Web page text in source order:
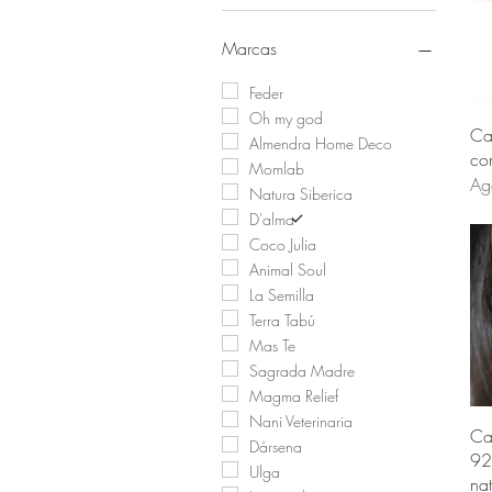
Marcas
Feder
Oh my god
Almendra Home Deco
Momlab
Natura Siberica
D'alma
Coco Julia
Animal Soul
La Semilla
Terra Tabú
Mas Te
Sagrada Madre
Magma Relief
Nani Veterinaria
Dársena
Ulga